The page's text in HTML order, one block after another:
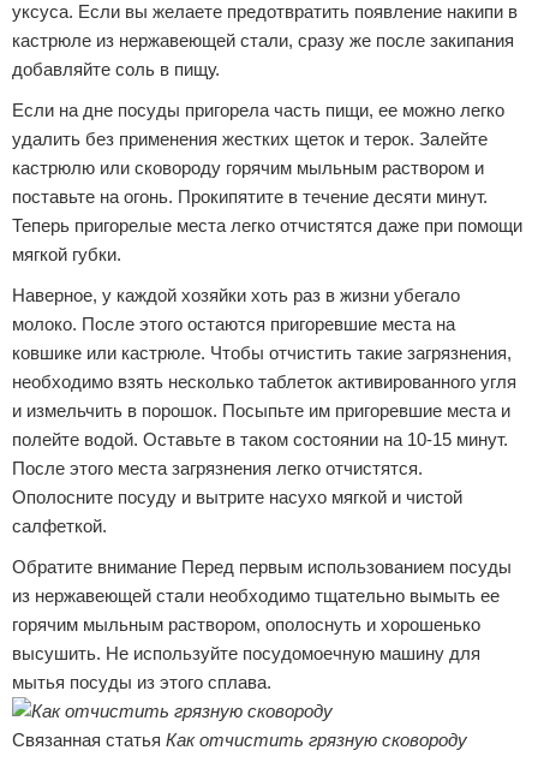
уксуса. Если вы желаете предотвратить появление накипи в
кастрюле из нержавеющей стали, сразу же после закипания
добавляйте соль в пищу.
Если на дне посуды пригорела часть пищи, ее можно легко
удалить без применения жестких щеток и терок. Залейте
кастрюлю или сковороду горячим мыльным раствором и
поставьте на огонь. Прокипятите в течение десяти минут.
Теперь пригорелые места легко отчистятся даже при помощи
мягкой губки.
Наверное, у каждой хозяйки хоть раз в жизни убегало
молоко. После этого остаются пригоревшие места на
ковшике или кастрюле. Чтобы отчистить такие загрязнения,
необходимо взять несколько таблеток активированного угля
и измельчить в порошок. Посыпьте им пригоревшие места и
полейте водой. Оставьте в таком состоянии на 10-15 минут.
После этого места загрязнения легко отчистятся.
Ополосните посуду и вытрите насухо мягкой и чистой
салфеткой.
Обратите внимание Перед первым использованием посуды
из нержавеющей стали необходимо тщательно вымыть ее
горячим мыльным раствором, ополоснуть и хорошенько
высушить. Не используйте посудомоечную машину для
мытья посуды из этого сплава.
Связанная статья Как отчистить грязную сковороду